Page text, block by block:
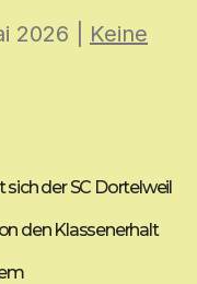
2026
Keine
sich der SC Dortelweil
den Klassenerhalt